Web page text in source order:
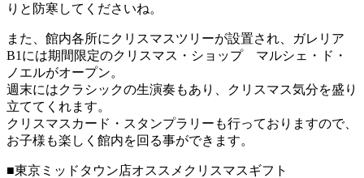
りと防寒してくださいね。
また、館内各所にクリスマスツリーが設置され、ガレリア
B1には期間限定のクリスマス・ショップ マルシェ・ド・
ノエルがオープン。
週末にはクラシックの生演奏もあり、クリスマス気分を盛り
立ててくれます。
クリスマスカード・スタンプラリーも行っておりますので、
お子様も楽しく館内を回る事ができます。
■東京ミッドタウン店オススメクリスマスギフト